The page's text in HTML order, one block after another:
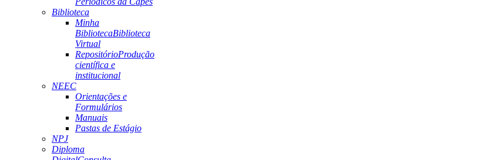
Biblioteca
Minha
BibliotecaBiblioteca
Virtual
RepositórioProdução
científica e
institucional
NEEC
Orientações e
Formulários
Manuais
Pastas de Estágio
NPJ
Diploma